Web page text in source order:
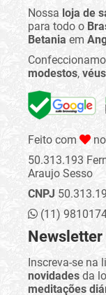
Nossa loja de
para todo o
Betania em
modestos, véus
Feito com no
50.313.193
Araujo Sesso
CNPJ
(11)
Newsletter
Inscreva-se na
novidades da
meditações